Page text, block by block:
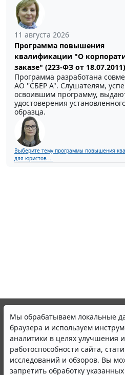
11 августа 2026
Программа повышения
квалификации "О
заказе" (223-ФЗ от 18.07.2011)
Программа разработана
АО ''СБЕР А". Слушателям,
освоившим программу,
удостоверения
образца.
Выберите тему программы повышения
для юристов ...
Мы обрабатываем локальные
браузера и используем
аналитики в целях улучшения
работоспособности сайта,
исследований и обзоров. Вы
запретить обработку
© ООО "НПП "ГАРАНТ-СЕРВИС",
участниками Российской
Все права на материалы
Полное или частичное
Правила использования